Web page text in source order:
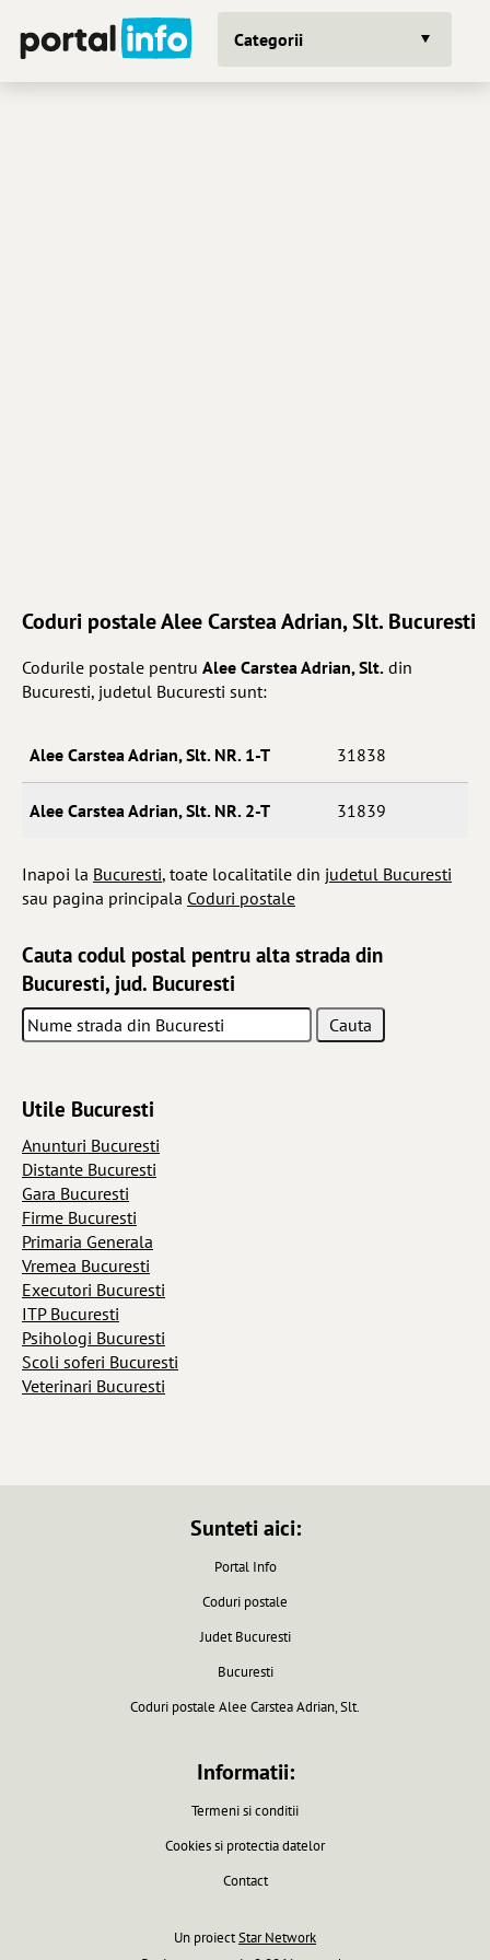
Categorii
Coduri postale Alee Carstea Adrian, Slt. Bucuresti
Codurile postale pentru Alee Carstea Adrian, Slt. din
Bucuresti, judetul Bucuresti sunt:
Alee Carstea Adrian, Slt. NR. 1-T 31838
Alee Carstea Adrian, Slt. NR. 2-T 31839
Inapoi la Bucuresti, toate localitatile din judetul Bucuresti
sau pagina principala Coduri postale
Cauta codul postal pentru alta strada din
Bucuresti, jud. Bucuresti
Utile Bucuresti
Anunturi Bucuresti
Distante Bucuresti
Gara Bucuresti
Firme Bucuresti
Primaria Generala
Vremea Bucuresti
Executori Bucuresti
ITP Bucuresti
Psihologi Bucuresti
Scoli soferi Bucuresti
Veterinari Bucuresti
Sunteti aici:
Portal Info
Coduri postale
Judet Bucuresti
Bucuresti
Coduri postale Alee Carstea Adrian, Slt.
Informatii:
Termeni si conditii
Cookies si protectia datelor
Contact
Un proiectStar Network